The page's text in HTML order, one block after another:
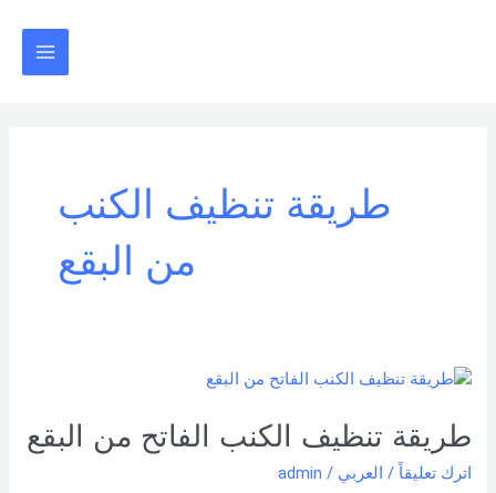
طريقة تنظيف الكنب
من البقع
طريقة تنظيف الكنب الفاتح من البقع
اترك تعليقاً / العربي /
admin
طريقة
الكنب
الفاتح
من